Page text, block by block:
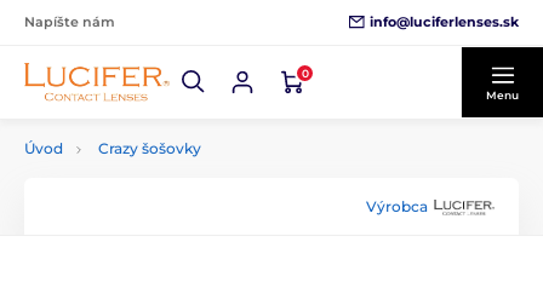
Napíšte nám info@luciferlenses.sk
0
Menu
Úvod Crazy šošovky
Výrobca